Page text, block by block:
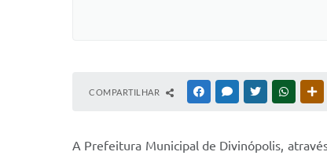
COMPARTILHAR FACEBOOKMESSENGER
TWITTER
A Prefeitura Municipal de Divinópolis,